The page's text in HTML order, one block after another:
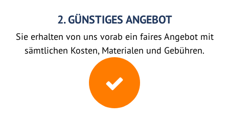
2. GÜNSTIGES ANGEBOT
Sie erhalten von uns vorab ein faires Angebot mit
sämtlichen Kosten, Materialen und Gebühren.